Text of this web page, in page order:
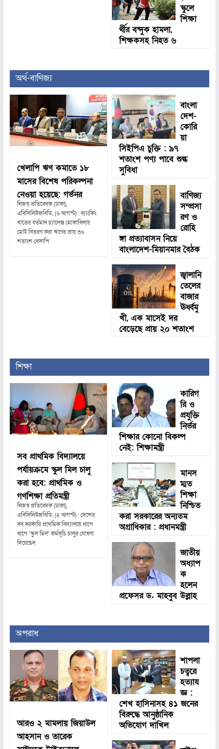
স্কুলে
শিক্ষা
র্থীর বন্দুক হামলা,
শিক্ষকসহ নিহত ৬
অর্থ-বাণিজ্য
খেলাপি ঋণ কমাতে ১৮
মাসের বিশেষ পরিকল্পনা
নেওয়া হয়েছে: গর্ভনর
নিজস্ব প্রতিবেদক (ঢাকা),
এবিসিনিউজবিডি, (৬ আগস্ট) : ব্যাংকিং
খাতের বর্তমান চ্যালেঞ্জ মোকাবিলায়
মোট বিতরণ করা ঋণের প্রায় ৩৬
শতাংশ খেলাপি
বাংলা
দেশ-
কোরি
য়া
সিইপিএ চুক্তি : ৯৭
শতাংশ পণ্য পাবে শুল্ক
সুবিধা
বাণিজ্য
সম্প্রসা
রণ ও
রোহি
ঙ্গা প্রত্যাবাসন নিয়ে
বাংলাদেশ-মিয়ানমার বৈঠক
জ্বালানি
তেলের
বাজার
ঊর্ধ্বমু
খী, এক মাসেই দর
বেড়েছে প্রায় ২০ শতাংশ
শিক্ষা
সব প্রাথমিক বিদ্যালয়ে
পর্যায়ক্রমে স্কুল মিল চালু
করা হবে: প্রাথমিক ও
গণশিক্ষা প্রতিমন্ত্রী
নিজস্ব প্রতিবেদক (ঢাকা),
এবিসিনিউজবিডি, (২ আগস্ট) : দেশের
সব সরকারি প্রাথমিক বিদ্যালয়ে ধাপে
ধাপে ‘স্কুল মিল’ কর্মসূচি চালুর ঘোষণা
দিয়েছেন
কারিগ
রি ও
প্রযুক্তি
নির্ভর
শিক্ষার কোনো বিকল্প
নেই: শিক্ষামন্ত্রী
মানস
ম্মত
শিক্ষা
নিশ্চিত
করা সরকারের অন্যতম
অগ্রাধিকার : প্রধানমন্ত্রী
জাতীয়
অধ্যাপ
ক
হলেন
প্রফেসর ড. মাহবুব উল্লাহ
অপরাধ
আরও ২ মামলায় জিয়াউল
আহসান ও তারেক
শাপলা
চত্বরে
হত্যায
জ্ঞ :
শেখ হাসিনাসহ ৪১ জনের
বিরুদ্ধে আনুষ্ঠানিক
অভিযোগ দাখিল